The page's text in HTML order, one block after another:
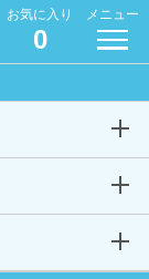
お気に入り
0
メニュー